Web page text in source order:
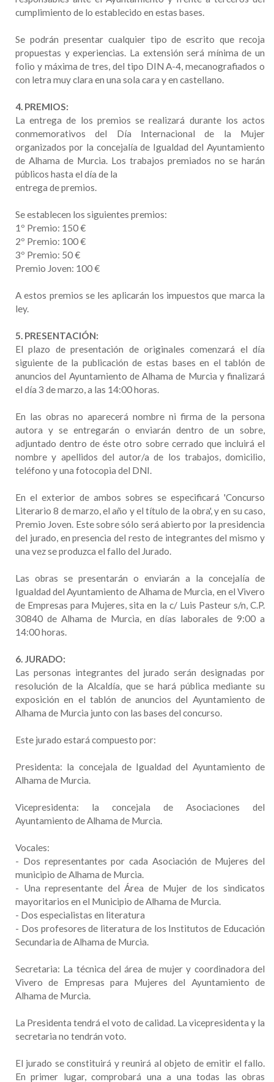
cumplimiento de lo establecido en estas bases.
Se podrán presentar cualquier tipo de escrito que recoja
propuestas y experiencias. La extensión será mínima de un
folio y máxima de tres, del tipo DIN A-4, mecanografiados o
con letra muy clara en una sola cara y en castellano.
4. PREMIOS:
La entrega de los premios se realizará durante los actos
conmemorativos del Día Internacional de la Mujer
organizados por la concejalía de Igualdad del Ayuntamiento
de Alhama de Murcia. Los trabajos premiados no se harán
públicos hasta el día de la
entrega de premios.
Se establecen los siguientes premios:
1º Premio: 150 €
2º Premio: 100 €
3º Premio: 50 €
Premio Joven: 100 €
A estos premios se les aplicarán los impuestos que marca la
ley.
5. PRESENTACIÓN:
El plazo de presentación de originales comenzará el día
siguiente de la publicación de estas bases en el tablón de
anuncios del Ayuntamiento de Alhama de Murcia y finalizará
el día 3 de marzo, a las 14:00 horas.
En las obras no aparecerá nombre ni firma de la persona
autora y se entregarán o enviarán dentro de un sobre,
adjuntado dentro de éste otro sobre cerrado que incluirá el
nombre y apellidos del autor/a de los trabajos, domicilio,
teléfono y una fotocopia del DNI.
En el exterior de ambos sobres se especificará 'Concurso
Literario 8 de marzo, el año y el título de la obra', y en su caso,
Premio Joven. Este sobre sólo será abierto por la presidencia
del jurado, en presencia del resto de integrantes del mismo y
una vez se produzca el fallo del Jurado.
Las obras se presentarán o enviarán a la concejalía de
Igualdad del Ayuntamiento de Alhama de Murcia, en el Vivero
de Empresas para Mujeres, sita en la c/ Luis Pasteur s/n, C.P.
30840 de Alhama de Murcia, en días laborales de 9:00 a
14:00 horas.
6. JURADO:
Las personas integrantes del jurado serán designadas por
resolución de la Alcaldía, que se hará pública mediante su
exposición en el tablón de anuncios del Ayuntamiento de
Alhama de Murcia junto con las bases del concurso.
Este jurado estará compuesto por:
Presidenta: la concejala de Igualdad del Ayuntamiento de
Alhama de Murcia.
Vicepresidenta: la concejala de Asociaciones del
Ayuntamiento de Alhama de Murcia.
Vocales:
- Dos representantes por cada Asociación de Mujeres del
municipio de Alhama de Murcia.
- Una representante del Área de Mujer de los sindicatos
mayoritarios en el Municipio de Alhama de Murcia.
- Dos especialistas en literatura
- Dos profesores de literatura de los Institutos de Educación
Secundaria de Alhama de Murcia.
Secretaria: La técnica del área de mujer y coordinadora del
Vivero de Empresas para Mujeres del Ayuntamiento de
Alhama de Murcia.
La Presidenta tendrá el voto de calidad. La vicepresidenta y la
secretaria no tendrán voto.
El jurado se constituirá y reunirá al objeto de emitir el fallo.
En primer lugar, comprobará una a una todas las obras